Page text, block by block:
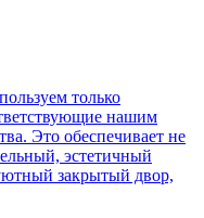
только
нашим
Это обеспечивает не
эстетичный
закрытый двор,